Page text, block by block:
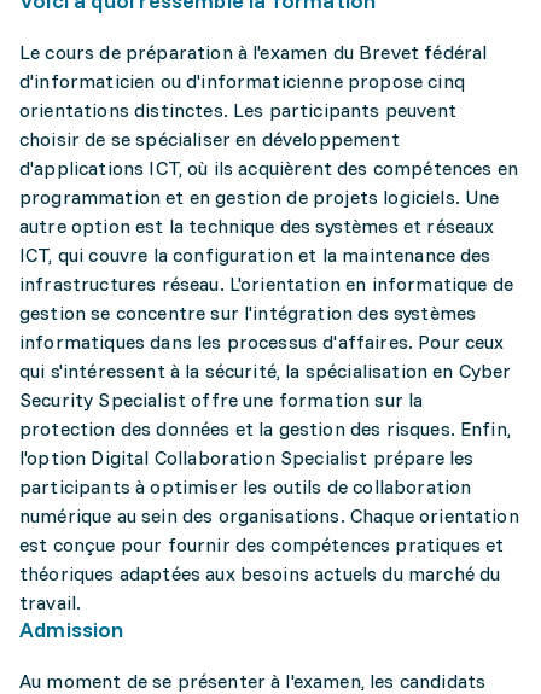
Le cours de préparation à l'examen du Brevet fédéral
d'informaticien ou d'informaticienne propose cinq
orientations distinctes. Les participants peuvent
choisir de se spécialiser en développement
d'applications ICT, où ils acquièrent des compétences en
programmation et en gestion de projets logiciels. Une
autre option est la technique des systèmes et réseaux
ICT, qui couvre la configuration et la maintenance des
infrastructures réseau. L'orientation en informatique de
gestion se concentre sur l'intégration des systèmes
informatiques dans les processus d'affaires. Pour ceux
qui s'intéressent à la sécurité, la spécialisation en Cyber
Security Specialist offre une formation sur la
protection des données et la gestion des risques. Enfin,
l'option Digital Collaboration Specialist prépare les
participants à optimiser les outils de collaboration
numérique au sein des organisations. Chaque orientation
est conçue pour fournir des compétences pratiques et
théoriques adaptées aux besoins actuels du marché du
travail.
Admission
Au moment de se présenter à l'examen, les candidats